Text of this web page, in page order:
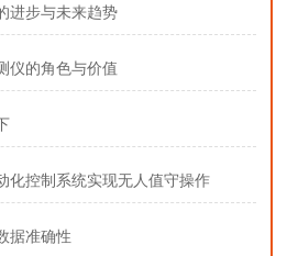
进步与未来趋势
仪的角色与价值
化控制系统实现无人值守操作
据准确性